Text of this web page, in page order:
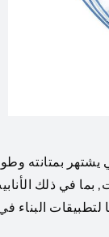
في ذلك
البناء